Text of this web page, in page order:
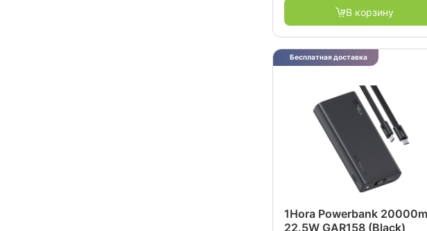
В корзину
1Hora Powerbank
22.5W GAR158 (Black)
Бесплатная доставка